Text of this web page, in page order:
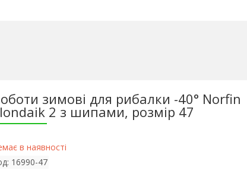
зимові для рибалки -40° Norfin
2 з шипами, розмір 47
в наявності
16990-47